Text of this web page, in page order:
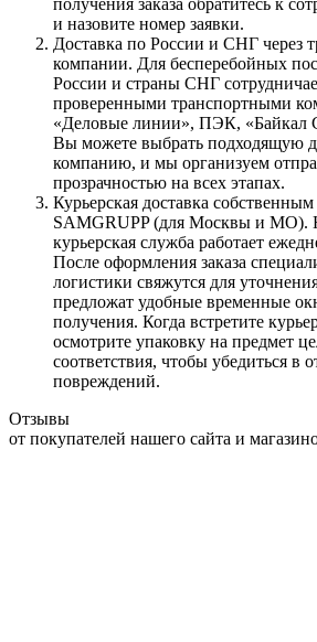
и назовите номер заявки.
Доставка по России и СНГ через
компании. Для бесперебойных
России и страны СНГ
проверенными транспортными
«Деловые линии», ПЭК,
Вы можете выбрать подходящую
компанию, и мы организуем
прозрачностью на всех этапах.
Курьерская доставка
SAMGRUPP (для Москвы и МО).
курьерская служба работает
После оформления заказа
логистики свяжутся для
предложат удобные временные
получения. Когда встретите
осмотрите упаковку на предмет
соответствия, чтобы убедиться в
повреждений.
Отзывы
от покупателей нашего сайта и